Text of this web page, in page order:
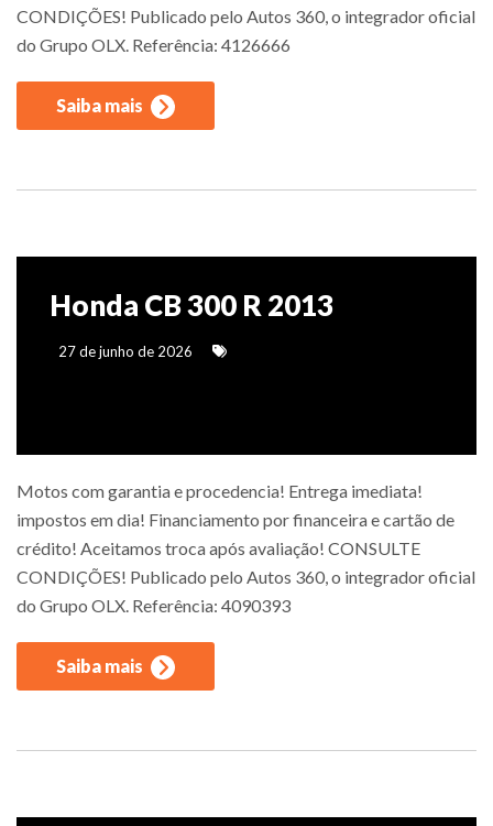
CONDIÇÕES! Publicado pelo Autos 360, o integrador oficial
do Grupo OLX. Referência: 4126666
Saiba mais
Honda CB 300 R 2013
27 de junho de 2026
Motos com garantia e procedencia! Entrega imediata!
impostos em dia! Financiamento por financeira e cartão de
crédito! Aceitamos troca após avaliação! CONSULTE
CONDIÇÕES! Publicado pelo Autos 360, o integrador oficial
do Grupo OLX. Referência: 4090393
Saiba mais